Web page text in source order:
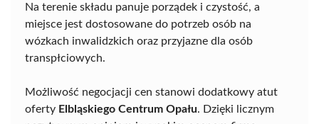
Na terenie składu panuje porządek i czystość, a
miejsce jest dostosowane do potrzeb osób na
wózkach inwalidzkich oraz przyjazne dla osób
transpłciowych.
Możliwość negocjacji cen stanowi dodatkowy atut
oferty Elbląskiego Centrum Opału. Dzięki licznym